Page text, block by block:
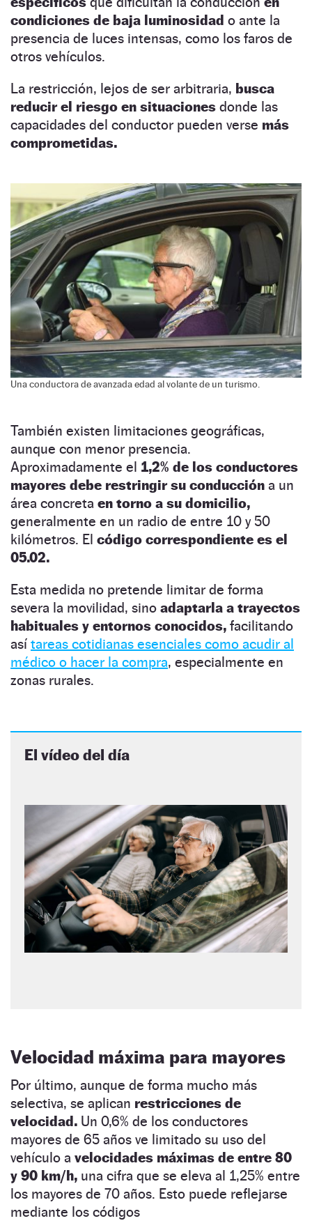
condiciones de baja luminosidad o ante la
presencia de luces intensas, como los faros de
otros vehículos.
La restricción, lejos de ser arbitraria, busca
reducir el riesgo en situaciones donde las
capacidades del conductor pueden verse más
comprometidas.
Una conductora de avanzada edad al volante de un turismo.
También existen limitaciones geográficas,
aunque con menor presencia.
Aproximadamente el 1,2% de los conductores
mayores debe restringir su conducción a un
área concreta en torno a su domicilio,
generalmente en un radio de entre 10 y 50
kilómetros. El código correspondiente es el
05.02.
Esta medida no pretende limitar de forma
severa la movilidad, sino adaptarla a trayectos
habituales y entornos conocidos, facilitando
así tareas cotidianas esenciales como acudir al
médico o hacer la compra, especialmente en
zonas rurales.
El vídeo del día
Velocidad máxima para mayores
Por último, aunque de forma mucho más
selectiva, se aplican restricciones de
velocidad. Un 0,6% de los conductores
mayores de 65 años ve limitado su uso del
vehículo a velocidades máximas de entre 80
y 90 km/h, una cifra que se eleva al 1,25% entre
los mayores de 70 años. Esto puede reflejarse
mediante los códigos